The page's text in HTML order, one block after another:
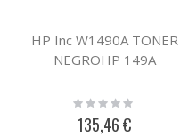
HP Inc W1490A TONER
NEGROHP 149A
Rating:
135,46 €